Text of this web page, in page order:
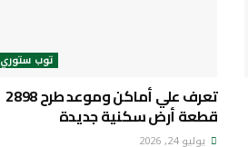
توب ستوري
تعرف علي أماكن وموعد طرح 2898
قطعة أرض سكنية جديدة
يوليو 24, 2026